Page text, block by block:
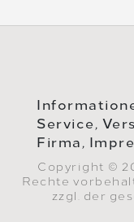
Service,
Firma,
Copyright ©
Rechte
zzgl. der